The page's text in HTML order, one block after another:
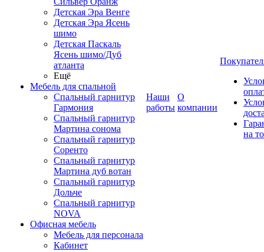
Детская Эра Венге
Детская Эра Ясень
шимо
Детская Паскаль
Ясень шимо/Дуб
атланта
Ещё
Мебель для спальной
Спальный гарнитур
Гармония
Спальный гарнитур
Мартина сонома
Спальный гарнитур
Соренто
Спальный гарнитур
Мартина дуб вотан
Спальный гарнитур
Дольче
Спальный гарнитур
NOVA
Офисная мебель
Мебель для персонала
Кабинет
Наши
работы
О
компании
на